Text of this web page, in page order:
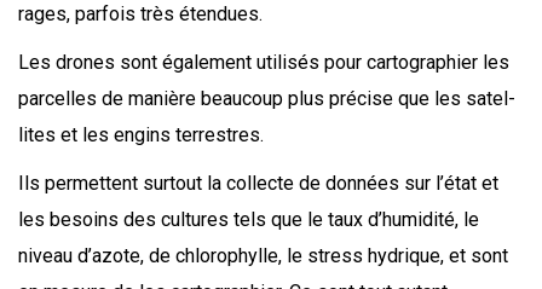
rages, par­fois très étendues.
Les drones sont éga­le­ment uti­li­sés pour car­to­gra­phier les
par­celles de manière beau­coup plus pré­cise que les satel­
lites et les engins terrestres.
Ils per­mettent sur­tout la col­lecte de don­nées sur l’état et
les besoins des cultures tels que le taux d’humidité, le
niveau d’azote, de chlo­ro­phylle, le stress hydrique, et sont